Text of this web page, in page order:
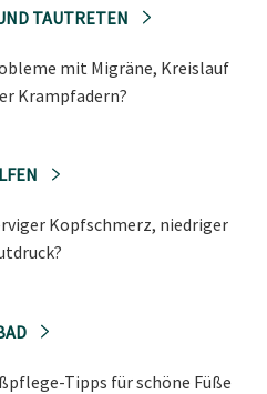
TAUTRETEN
mit Migräne, Kreislauf
Krampfadern?
Kopfschmerz, niedriger
Tipps für schöne Füße